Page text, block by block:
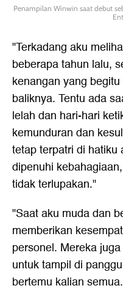
Penampilan Winwin saat debut
"Terkadang aku
beberapa tahun lalu,
kenangan yang
baliknya. Tentu ada
lelah dan hari-hari
kemunduran dan
tetap terpatri di hatiku
dipenuhi
tidak terlupakan."
"Saat aku muda dan
memberikan
personel. Mereka
untuk tampil di
bertemu kalian